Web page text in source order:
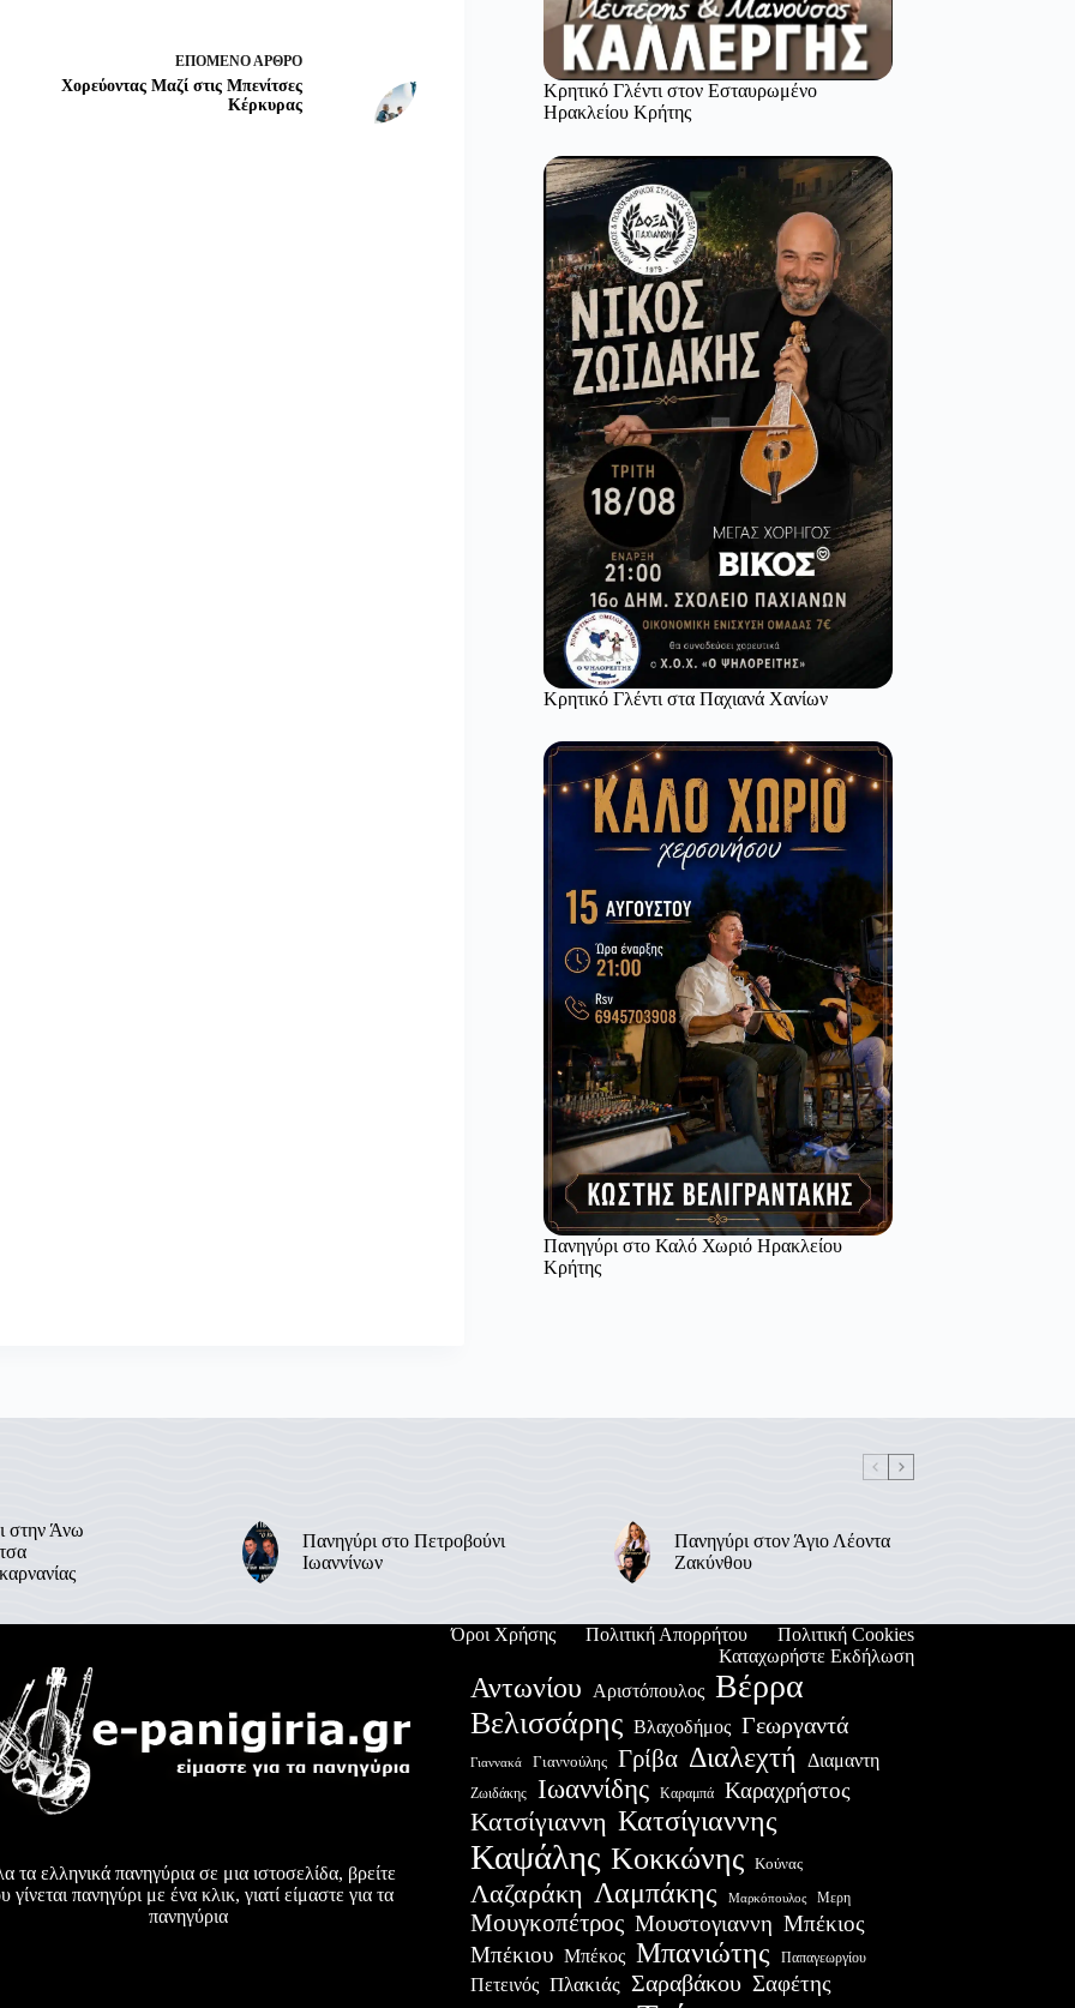
ΕΠΌΜΕΝΟ ΆΡΘΡΟ
Χορεύοντας Μαζί στις Μπενίτσες
Κέρκυρας
Κρητικό Γλέντι στον Εσταυρωμένο
Ηρακλείου Κρήτης
Κρητικό Γλέντι στα Παχιανά Χανίων
Πανηγύρι στο Καλό Χωριό Ηρακλείου
Κρήτης
στην Άνω
Πανηγύρι στο Πετροβούνι
Ιωαννίνων
Πανηγύρι στον Άγιο Λέοντα
Ζακύνθου
Όροι Χρήσης Πολιτική Απορρήτου
Πολιτική Cookies
Καταχωρήστε Εκδήλωση
τα ελληνικά πανηγύρια σε μια ιστοσελίδα, βρείτε
γίνεται πανηγύρι με ένα κλικ, γιατί είμαστε για τα
πανηγύρια
Αντωνίου Αριστόπουλος Βέρρα
Βελισσάρης Βλαχοδήμος Γεωργαντά
Γιαννακά Γιαννούλης Γρίβα Διαλεχτή Διαμαντη
Ζωιδάκης Ιωαννίδης Καραμπά Καραχρήστος
Κατσίγιαννη Κατσίγιαννης
Καψάλης Κοκκώνης Κούνας
Λαζαράκη Λαμπάκης Μαρκόπουλος Μερη
Μουγκοπέτρος Μουστογιαννη Μπέκιος
Μπέκιου Μπέκος Μπανιώτης Παπαγεωργίου
Πετεινός Πλακιάς Σαραβάκου Σαφέτης